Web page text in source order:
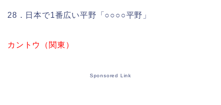
28．日本で1番広い平野「○○○○平野」
カントウ（関東）
Sponsored Link